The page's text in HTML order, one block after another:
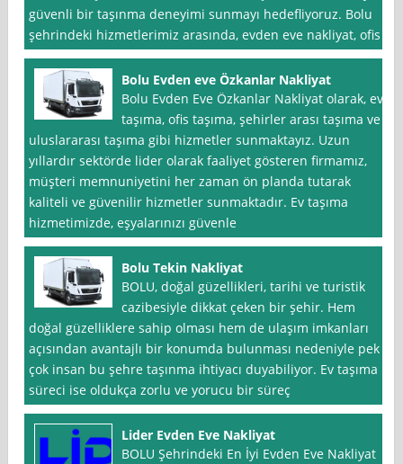
güvenli bir taşınma deneyimi sunmayı hedefliyoruz. Bolu
şehrindeki hizmetlerimiz arasında, evden eve nakliyat, ofis
Bolu Evden eve Özkanlar Nakliyat
Bolu Evden Eve Özkanlar Nakliyat olarak, ev
taşıma, ofis taşıma, şehirler arası taşıma ve
uluslararası taşıma gibi hizmetler sunmaktayız. Uzun
yıllardır sektörde lider olarak faaliyet gösteren firmamız,
müşteri memnuniyetini her zaman ön planda tutarak
kaliteli ve güvenilir hizmetler sunmaktadır. Ev taşıma
hizmetimizde, eşyalarınızı güvenle
Bolu Tekin Nakliyat
BOLU, doğal güzellikleri, tarihi ve turistik
cazibesiyle dikkat çeken bir şehir. Hem
doğal güzelliklere sahip olması hem de ulaşım imkanları
açısından avantajlı bir konumda bulunması nedeniyle pek
çok insan bu şehre taşınma ihtiyacı duyabiliyor. Ev taşıma
süreci ise oldukça zorlu ve yorucu bir süreç
Lider Evden Eve Nakliyat
BOLU Şehrindeki En İyi Evden Eve Nakliyat